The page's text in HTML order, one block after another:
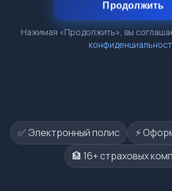
Продолжить
Нажимая «Продолжить», вы
✅ Электронный полис
⚡️
🏦 16+ страховых